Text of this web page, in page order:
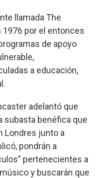
llamada The
1976 por el entonces
de apoyo
a educación,
adelantó que
subasta benéfica que
Londres junto a
pondrán a
pertenecientes a
y buscarán que